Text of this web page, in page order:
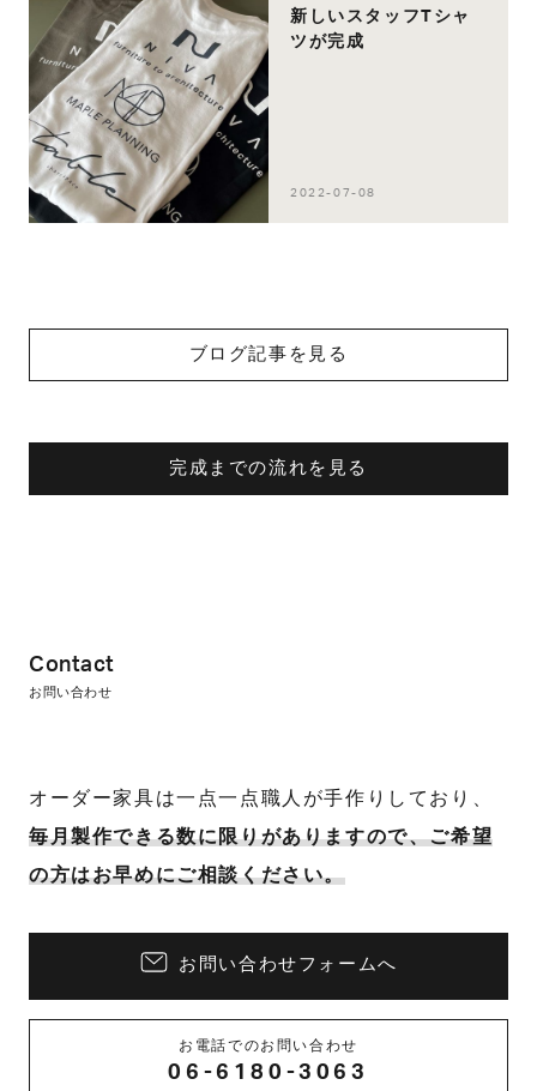
新しいスタッフTシャ
ツが完成
2022-07-08
ブログ記事を見る
完成までの流れを見る
Contact
お問い合わせ
オーダー家具は一点一点職人が手作りしており、
毎月製作できる数に限りがありますので、ご希望
の方はお早めにご相談ください。
お問い合わせフォームへ
お電話でのお問い合わせ
06-6180-3063